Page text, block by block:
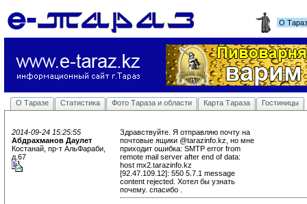
О
О Таразе Статистика Фото Тараза и области Карта Тараза Гостиницы
2014-09-24 15:25:55
Абдрахманов Даулет
Костанай, пр-т АльФараби,
д.67
Здравствуйте. Я отправляю почту на
почтовые ящики @tarazinfo.kz, но мне
приходит ошибка: SMTP error from
remote mail server after end of data:
host mx2.tarazinfo.kz
[92.47.109.12]: 550 5.7.1 message
content rejected. Хотел бы узнать
почему. спасибо .